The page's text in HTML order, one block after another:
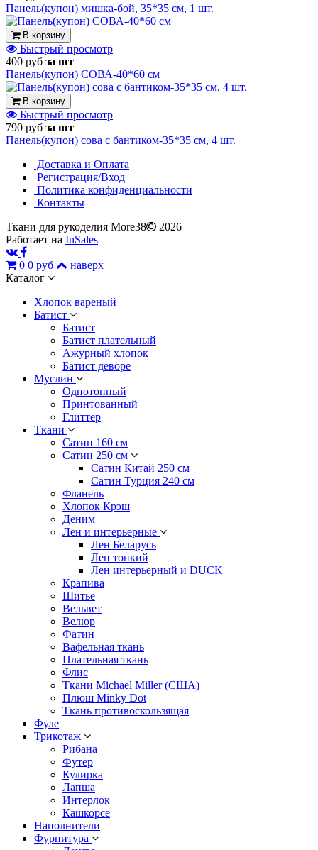
Панель(купон) мишка-бой, 35*35 см, 1 шт.
В корзину
Быстрый просмотр
400 руб за шт
Панель(купон) СОВА-40*60 см
В корзину
Быстрый просмотр
790 руб за шт
Панель(купон) сова с бантиком-35*35 см, 4 шт.
Доставка и Оплата
Регистрация/Вход
Политика конфиденциальности
Контакты
Ткани для рукоделия More38
2026
Работает на InSales
0 0 руб
наверх
Каталог
Хлопок вареный
Батист
Батист
Батист плательный
Ажурный хлопок
Батист деворе
Муслин
Однотонный
Принтованный
Глиттер
Ткани
Сатин 160 см
Сатин 250 см
Сатин Китай 250 см
Сатин Турция 240 см
Фланель
Хлопок Крэш
Деним
Лен и интерьерные
Лен Беларусь
Лен тонкий
Лен интерьерный и DUCK
Крапива
Шитье
Вельвет
Велюр
Фатин
Вафельная ткань
Плательная ткань
Флис
Ткани Michael Miller (США)
Плюш Minky Dot
Ткань противоскользящая
Фуле
Трикотаж
Рибана
Футер
Кулирка
Лапша
Интерлок
Кашкорсе
Наполнители
Фурнитура